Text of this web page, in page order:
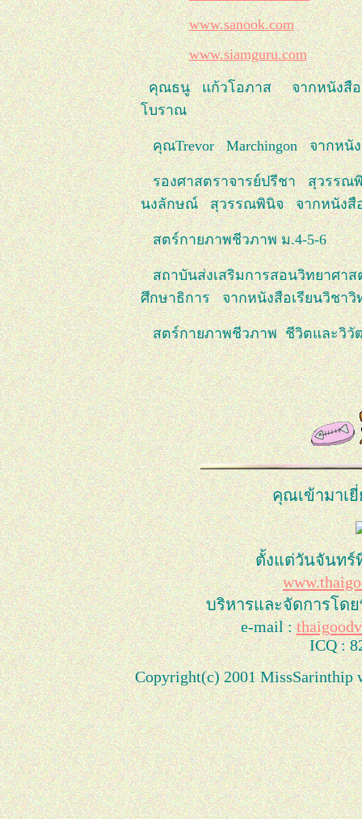
www.sanook.com
www.siamguru.com
คุณธนู แก้วโอภาส จากหนังสือ
โบราณ
คุณTrevor Marchingon จากหนังสื
รองศาสตราจารย์ปรีชา สุวรรณ
นงลักษณ์ สุวรรณพินิจ จากหนังสือ
สตร์กายภาพชีวภาพ ม.4-5-6
สถาบันส่งเสริมการสอนวิทยาศาส
ศึกษาธิการ จากหนังสือเรียนวิชาวิ
สตร์กายภาพชีวภาพ ชีวิตและวิวั
คุณเข้ามาเ
ตั้งแต่วันจันทร์
บริหารและจัดการโด
e-mail :
ICQ :
Copyright(c) 2001 MissSarinthip